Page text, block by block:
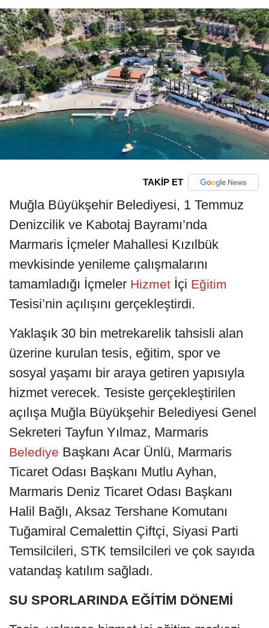
TAKİP ET
Muğla Büyükşehir Belediyesi, 1 Temmuz
Denizcilik ve Kabotaj Bayramı’nda
Marmaris İçmeler Mahallesi Kızılbük
mevkisinde yenileme çalışmalarını
tamamladığı İçmeler Hizmet İçi Eğitim
Tesisi’nin açılışını gerçekleştirdi.
Yaklaşık 30 bin metrekarelik tahsisli alan
üzerine kurulan tesis, eğitim, spor ve
sosyal yaşamı bir araya getiren yapısıyla
hizmet verecek. Tesiste gerçekleştirilen
açılışa Muğla Büyükşehir Belediyesi Genel
Sekreteri Tayfun Yılmaz, Marmaris
Belediye Başkanı Acar Ünlü, Marmaris
Ticaret Odası Başkanı Mutlu Ayhan,
Marmaris Deniz Ticaret Odası Başkanı
Halil Bağlı, Aksaz Tershane Komutanı
Tuğamiral Cemalettin Çiftçi, Siyasi Parti
Temsilcileri, STK temsilcileri ve çok sayıda
vatandaş katılım sağladı.
SU SPORLARINDA EĞİTİM DÖNEMİ